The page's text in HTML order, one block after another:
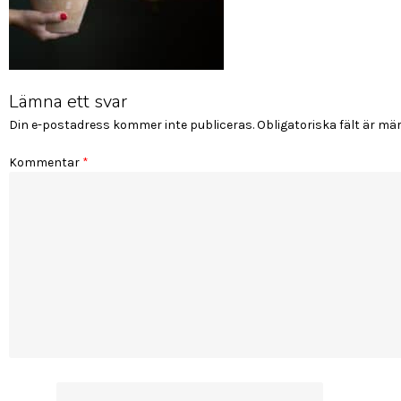
Lämna ett svar
Din e-postadress kommer inte publiceras.Obligatoriska fält är
Kommentar *